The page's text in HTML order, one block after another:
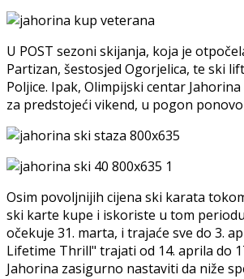
U POST sezoni skijanja, koja je
Partizan, šestosjed Ogorjelica, te ski
Poljice. Ipak, Olimpijski centar
za predstojeći vikend, u pogon
Osim povoljnijih cijena ski karata
ski karte kupe i iskoriste u tom
očekuje 31. marta, i trajaće sve do 3.
Lifetime Thrill" trajati od 14. aprila do
Jahorina zasigurno nastaviti da niže